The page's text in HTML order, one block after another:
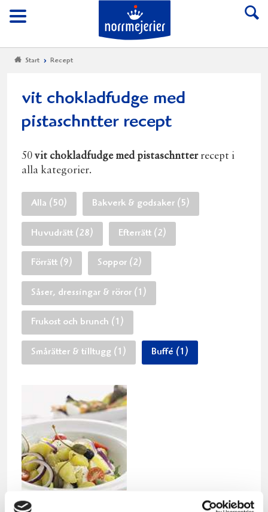
Meny
Till Norrmejerier
Start Recept
vit chokladfudge med
pistaschntter recept
50 vit chokladfudge med pistaschntterrecept i
alla kategorier.
Alla (50) Bakverk & godsaker (5)
Huvudrätt (28) Efterrätt (2)
Förrätt (9) Soppor (2)
Såser, dressingar & röror (1)
Frukost och brunch (1)
Smårätter & tilltugg (1) Buffé (1)
Grekisk potatissallad